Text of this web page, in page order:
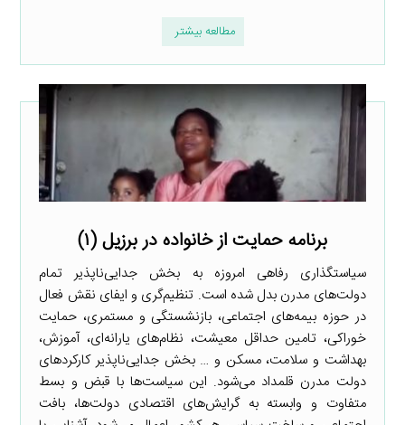
مطالعه بیشتر
برنامه حمایت از خانواده در برزیل (۱)
سیاستگذاری رفاهی امروزه به بخش جدایی‌ناپذیر تمام
دولت‌های مدرن بدل شده است. تنظیم‌گری و ایفای نقش فعال
در حوزه بیمه‌های اجتماعی، بازنشستگی و مستمری، حمایت
خوراکی، تامین حداقل معیشت، نظام‌های یارانه‌ای، آموزش،
بهداشت و سلامت، مسکن و … بخش جدایی‌ناپذیر کارکردهای
دولت مدرن قلمداد می‌شود. این سیاست‌ها با قبض و بسط
متفاوت و وابسته به گرایش‌های اقتصادی دولت‌ها، بافت